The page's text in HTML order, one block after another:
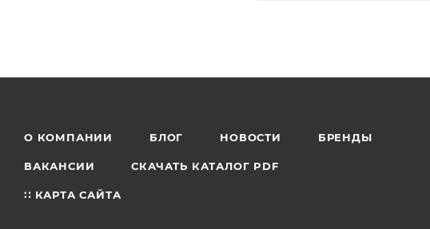
О КОМПАНИИ БЛОГ НОВОСТИ БРЕНДЫ
ВАКАНСИИ СКАЧАТЬ КАТАЛОГ PDF
∷ КАРТА САЙТА